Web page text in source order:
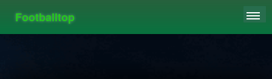
Footballtop